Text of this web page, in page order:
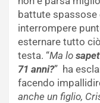
battute spassose
interrompere
esternare tutto
testa. “Ma lo
71 anni?” ha
facendo
anche un figlio,